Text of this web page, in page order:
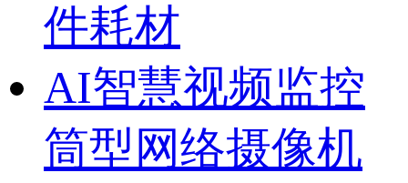
件耗材
AI智慧视频监控
筒型网络摄像机